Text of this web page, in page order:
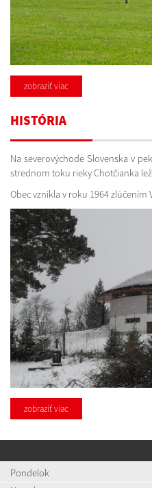
zobraziť viac
HISTÓRIA
Na severovýchode Slovenska v
strednom toku rieky Chotčianka
Obec vznikla v roku 1964 zlúčením
zobraziť viac
Pondelok